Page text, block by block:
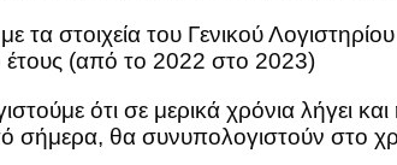
τα στοιχεία του Γενικού
έτους (από το 2022 στο 2023)
ότι σε μερικά χρόνια λήγει
σήμερα, θα συνυπολογιστούν στο